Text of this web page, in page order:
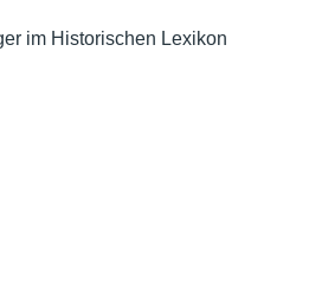
im Historischen Lexikon